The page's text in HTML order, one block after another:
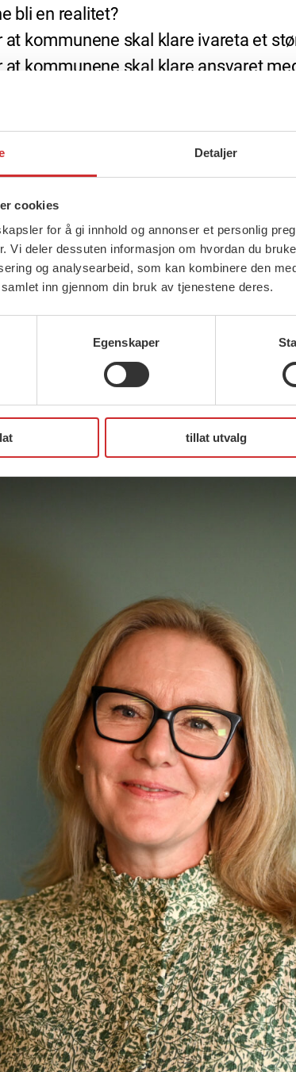
Detaljer
cookies
for å gi innhold og annonser et personlig
Vi deler dessuten informasjon om hvordan du
og analysearbeid, som kan kombinere den
inn gjennom din bruk av tjenestene deres.
Egenskaper
tillat utvalg
bli en realitet?
kommunene skal klare ivareta et
kommunene skal klare ansvaret
organisasjon, og sannsynligvis
spesielt?
på i barnevernet for å kunne møte
av institusjonsbarnevernet?
allerede i juni.
10. mai 2016.
(CC BY 2.0)